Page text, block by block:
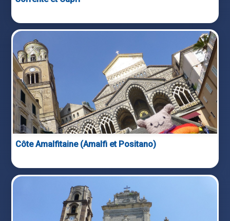
Côte Amalfitaine (Amalfi et Positano)